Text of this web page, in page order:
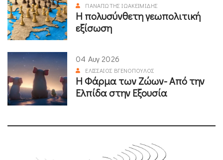
ΠΑΝΑΓΙΏΤΗΣ ΙΩΑΚΕΙΜΊΔΗΣ
Η πολυσύνθετη γεωπολιτική
εξίσωση
04 Αυγ 2026
ΕΛΙΣΣΑΊΟΣ ΒΓΕΝΌΠΟΥΛΟΣ
Η Φάρμα των Ζώων- Από την
Ελπίδα στην Εξουσία